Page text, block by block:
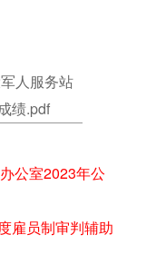
人服务站
绩.pdf
公室2023年公
雇员制审判辅助